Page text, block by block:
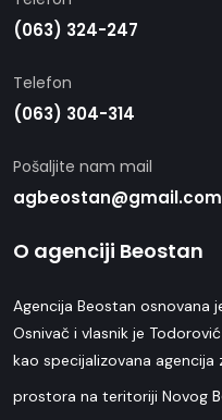
(063) 324-247
Telefon
(063) 304-314
Pošaljite nam mail
agbeostan@gmail.com
O agenciji Beostan
Agencija Beostan osnovana
Osnivač i vlasnik je
kao specijalizovana
prostora na teritoriji Novog